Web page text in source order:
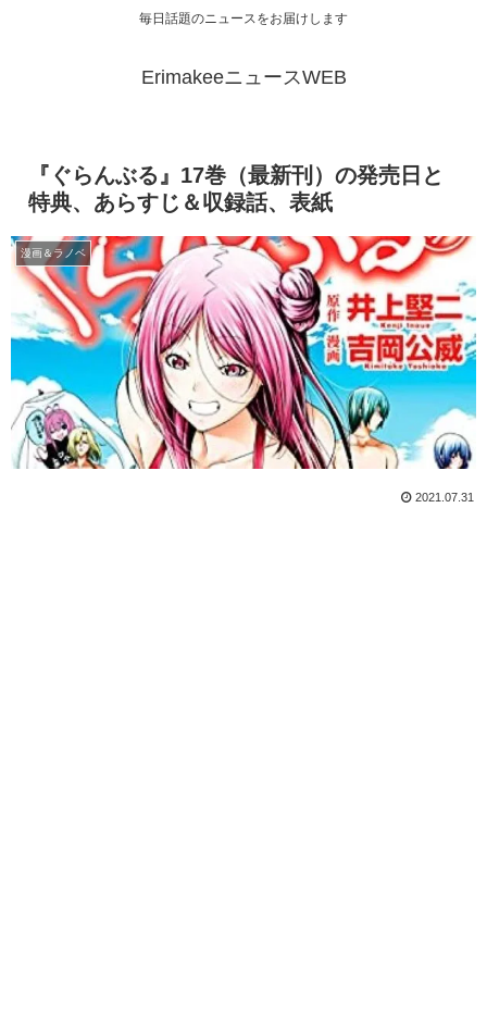
毎日話題のニュースをお届けします
ErimakeeニュースWEB
『ぐらんぶる』17巻（最新刊）の発売日と
特典、あらすじ＆収録話、表紙
漫画＆ラノベ
2021.07.31